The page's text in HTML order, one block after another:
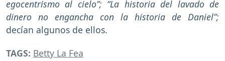
egocentrismo al cielo”; “La historia del lavado de
dinero no engancha con la historia de Daniel”;
decían algunos de ellos.
TAGS: Betty La Fea